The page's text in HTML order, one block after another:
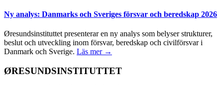
Ny analys: Danmarks och Sveriges försvar och beredskap 2026
Øresundsinstituttet presenterar en ny analys som belyser strukturer,
beslut och utveckling inom försvar, beredskap och civilförsvar i
Danmark och Sverige. Läs mer →
ØRESUNDSINSTITUTTET